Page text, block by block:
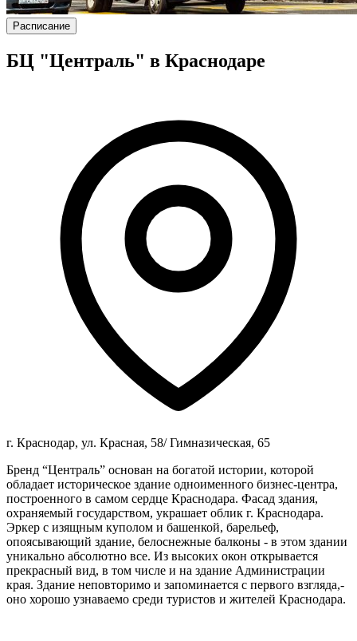
Расписание
БЦ "Централь" в Краснодаре
г. Краснодар, ул. Красная, 58/ Гимназическая, 65
Бренд “Централь” основан на богатой истории, которой
обладает историческое здание одноименного бизнес-центра,
построенного в самом сердце Краснодара. Фасад здания,
охраняемый государством, украшает облик г. Краснодара.
Эркер с изящным куполом и башенкой, барельеф,
опоясывающий здание, белоснежные балконы - в этом здании
уникально абсолютно все. Из высоких окон открывается
прекрасный вид, в том числе и на здание Администрации
края. Здание неповторимо и запоминается с первого взгляда,-
оно хорошо узнаваемо среди туристов и жителей Краснодара.